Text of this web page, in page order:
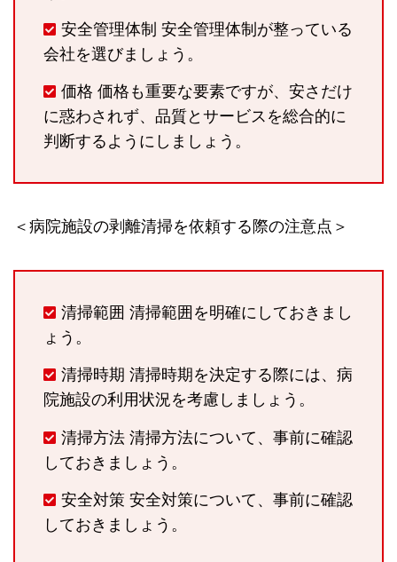
安全管理体制 安全管理体制が整っている
会社を選びましょう。
価格 価格も重要な要素ですが、安さだけ
に惑わされず、品質とサービスを総合的に
判断するようにしましょう。
＜病院施設の剥離清掃を依頼する際の注意点＞
清掃範囲 清掃範囲を明確にしておきまし
ょう。
清掃時期 清掃時期を決定する際には、病
院施設の利用状況を考慮しましょう。
清掃方法 清掃方法について、事前に確認
しておきましょう。
安全対策 安全対策について、事前に確認
しておきましょう。